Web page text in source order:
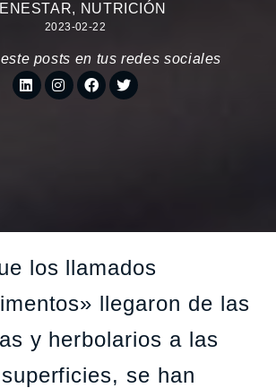
, NUTRICIÓN
2023-02-22
posts en tus redes sociales
los llamados
llegaron de las
y herbolarios a las
se han